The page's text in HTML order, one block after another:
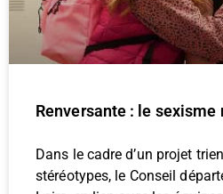
Renversante : le sexisme
Dans le cadre d’un projet
stéréotypes, le Conseil